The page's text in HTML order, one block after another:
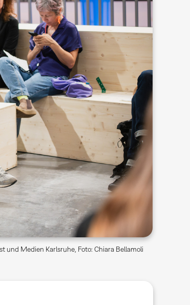
und Medien Karlsruhe, Foto: Chiara Bellamoli